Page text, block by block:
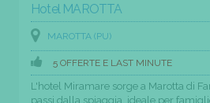
Hotel MAROTTA
MAROTTA (PU)
5 OFFERTE E LAST MINUTE
L'hotel Miramare sorge a Marotta di
passi dalla spiaggia, ideale per